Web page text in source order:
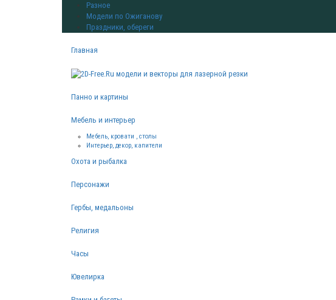
Разное
Модели по Ожиганову
Праздники, обереги
Главная
Панно и картины
Мебель и интерьер
Мебель, кровати , столы
Интерьер, декор, капители
Охота и рыбалка
Персонажи
Гербы, медальоны
Религия
Часы
Ювелирка